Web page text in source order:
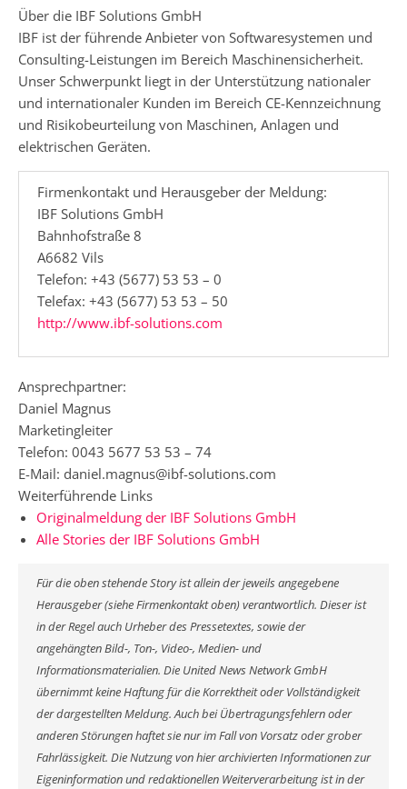
Über die IBF Solutions GmbH
IBF ist der führende Anbieter von Softwaresystemen und
Consulting-Leistungen im Bereich Maschinensicherheit.
Unser Schwerpunkt liegt in der Unterstützung nationaler
und internationaler Kunden im Bereich CE-Kennzeichnung
und Risikobeurteilung von Maschinen, Anlagen und
elektrischen Geräten.
Firmenkontakt und Herausgeber der Meldung:
IBF Solutions GmbH
Bahnhofstraße 8
A6682 Vils
Telefon: +43 (5677) 53 53 – 0
Telefax: +43 (5677) 53 53 – 50
http://www.ibf-solutions.com
Ansprechpartner:
Daniel Magnus
Marketingleiter
Telefon: 0043 5677 53 53 – 74
E-Mail: daniel.magnus@ibf-solutions.com
Weiterführende Links
Originalmeldung der IBF Solutions GmbH
Alle Stories der IBF Solutions GmbH
Für die oben stehende Story ist allein der jeweils angegebene
Herausgeber (siehe Firmenkontakt oben) verantwortlich. Dieser ist
in der Regel auch Urheber des Pressetextes, sowie der
angehängten Bild-, Ton-, Video-, Medien- und
Informationsmaterialien. Die United News Network GmbH
übernimmt keine Haftung für die Korrektheit oder Vollständigkeit
der dargestellten Meldung. Auch bei Übertragungsfehlern oder
anderen Störungen haftet sie nur im Fall von Vorsatz oder grober
Fahrlässigkeit. Die Nutzung von hier archivierten Informationen zur
Eigeninformation und redaktionellen Weiterverarbeitung ist in der